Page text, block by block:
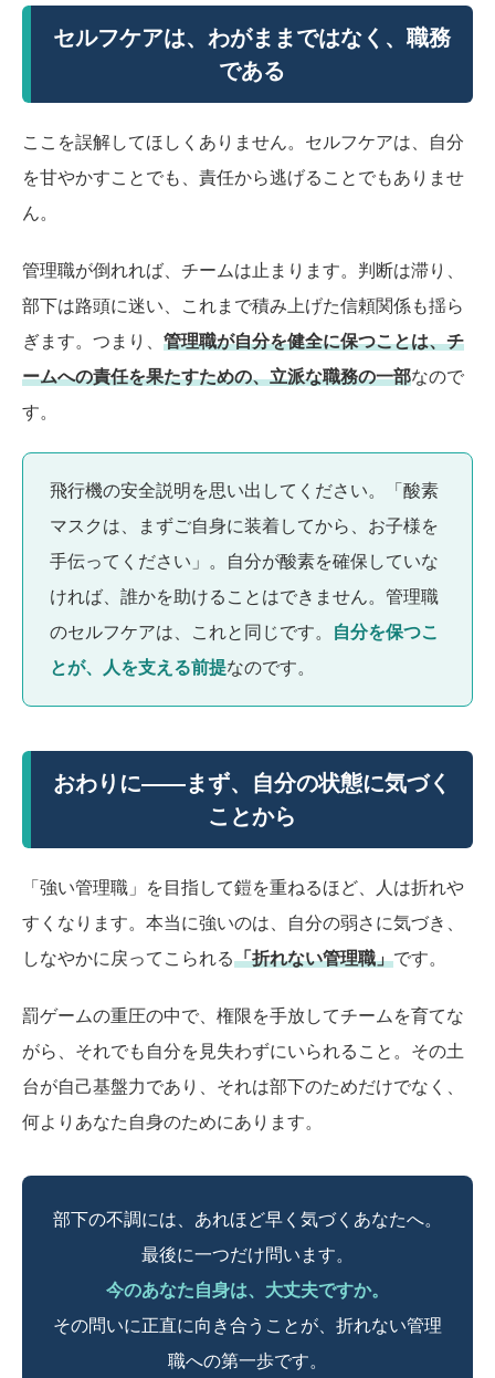
セルフケアは、わがままではなく、職務
である
ここを誤解してほしくありません。セルフケアは、自分
を甘やかすことでも、責任から逃げることでもありませ
ん。
管理職が倒れれば、チームは止まります。判断は滞り、
部下は路頭に迷い、これまで積み上げた信頼関係も揺ら
ぎます。つまり、 管理職が自分を健全に保つことは、チ
ームへの責任を果たすための、立派な職務の一部なので
す。
飛行機の安全説明を思い出してください。「酸素
マスクは、まずご自身に装着してから、お子様を
手伝ってください」。自分が酸素を確保していな
ければ、誰かを助けることはできません。管理職
のセルフケアは、これと同じです。
自分を保つこ
とが、人を支える前提なのです。
おわりに――まず、自分の状態に気づく
ことから
「強い管理職」を目指して鎧を重ねるほど、人は折れや
すくなります。本当に強いのは、自分の弱さに気づき、
しなやかに戻ってこられる「折れない管理職」です。
罰ゲームの重圧の中で、権限を手放してチームを育てな
がら、それでも自分を見失わずにいられること。その土
台が自己基盤力であり、それは部下のためだけでなく、
何よりあなた自身のためにあります。
部下の不調には、あれほど早く気づくあなたへ。
最後に一つだけ問います。
今のあなた自身は、大丈夫ですか。
その問いに正直に向き合うことが、折れない管理
職への第一歩です。